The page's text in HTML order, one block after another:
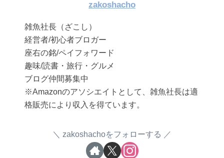
zakoshacho
雑魚社長（ざこし）
経営者/初心者ブロガー
座右の銘/ペイフォワード
趣味/読書・旅行・グルメ
ブログ仲間募集中
※Amazonのアソシエイトとして、雑魚社長は適
格販売により収入を得ています。
zakoshachoをフォローする